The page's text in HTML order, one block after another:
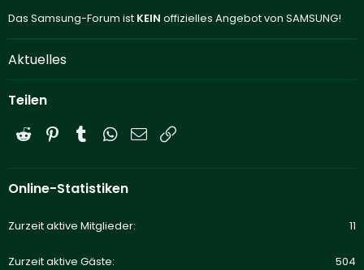
Das Samsung-Forum ist KEIN offizielles Angebot von SAMSUNG!
Aktuelles
Teilen
Reddit PinterestTumblrWhatsApp
E-Mail
Online-Statistiken
Zurzeit aktive Mitglieder 11
Zurzeit aktive Gäste 504